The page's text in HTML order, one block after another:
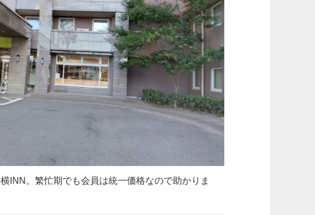
INN。繁忙期でも会員は統一価格なので助かりま